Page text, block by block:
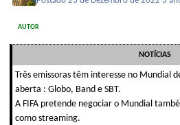
AUTOR
NOTÍCIAS
Três emissoras têm interesse no Mundial
aberta : Globo, Band e SBT.
A FIFA pretende negociar o Mundial
como streaming.